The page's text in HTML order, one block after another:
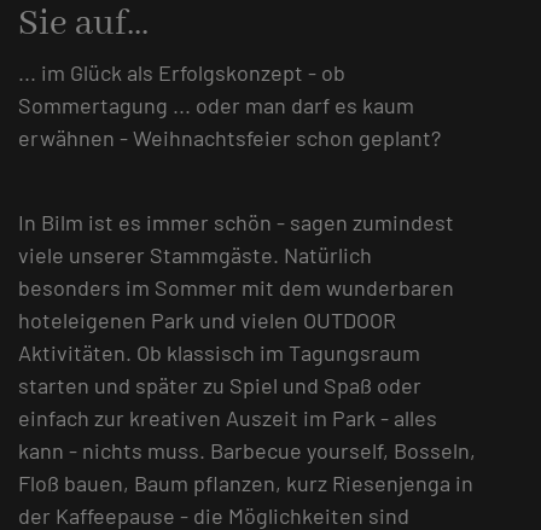
Sie auf...
... im Glück als Erfolgskonzept - ob
Sommertagung ... oder man darf es kaum
erwähnen - Weihnachtsfeier schon geplant?
In Bilm ist es immer schön - sagen zumindest
viele unserer Stammgäste. Natürlich
besonders im Sommer mit dem wunderbaren
hoteleigenen Park und vielen OUTDOOR
Aktivitäten. Ob klassisch im Tagungsraum
starten und später zu Spiel und Spaß oder
einfach zur kreativen Auszeit im Park - alles
kann - nichts muss. Barbecue yourself, Bosseln,
Floß bauen, Baum pflanzen, kurz Riesenjenga in
der Kaffeepause - die Möglichkeiten sind